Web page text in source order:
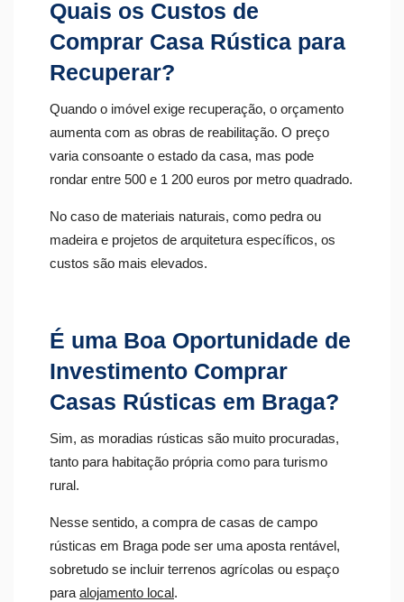
Quais os Custos de
Comprar Casa Rústica para
Recuperar?
Quando o imóvel exige recuperação, o orçamento
aumenta com as obras de reabilitação. O preço
varia consoante o estado da casa, mas pode
rondar entre 500 e 1 200 euros por metro quadrado.
No caso de materiais naturais, como pedra ou
madeira e projetos de arquitetura específicos, os
custos são mais elevados.
É uma Boa Oportunidade de
Investimento Comprar
Casas Rústicas em Braga?
Sim, as moradias rústicas são muito procuradas,
tanto para habitação própria como para turismo
rural.
Nesse sentido, a compra de casas de campo
rústicas em Braga pode ser uma aposta rentável,
sobretudo se incluir terrenos agrícolas ou espaço
para alojamento local.